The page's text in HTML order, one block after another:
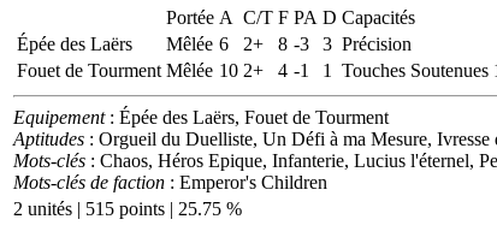
Portée A C/T F PA D Capacités
Épée des Laërs
Mêlée 6 2+ 8 -3 3 Précision
Fouet de Tourment Mêlée 10 2+ 4 -1 1 Touches Soutenues
Equipement: Épée des Laërs, Fouet de Tourment
Aptitudes : Orgueil du Duelliste, Un Défi à ma Mesure,
Mots-clés : Chaos, Héros Epique, Infanterie, Lucius l'éternel,
Mots-clés de faction : Emperor's Children
2 unités | 515 points | 25.75 %